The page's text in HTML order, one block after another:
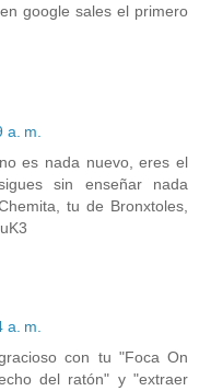
google sales el primero
a. m.
es nada nuevo, eres el
sin enseñar nada
tu de Bronxtoles,
a. m.
con tu "Foca On
del ratón" y "extraer